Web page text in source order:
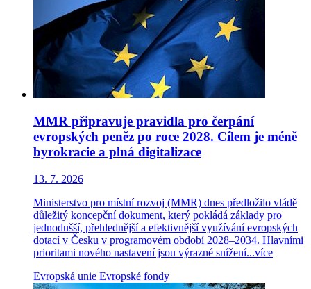
MMR připravuje pravidla pro čerpání
evropských peněz po roce 2028. Cílem je méně
byrokracie a plná digitalizace
13. 7. 2026
Ministerstvo pro místní rozvoj (MMR) dnes předložilo vládě
důležitý koncepční dokument, který pokládá základy pro
jednodušší, přehlednější a efektivnější využívání evropských
dotací v Česku v programovém období 2028–2034. Hlavními
prioritami nového nastavení jsou výrazné snížení...více
Evropská unie Evropské fondy